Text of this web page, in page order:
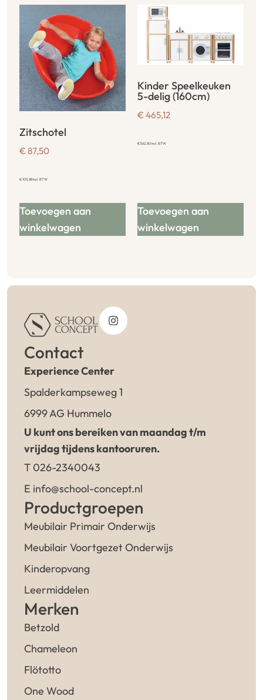
Zitschotel
€ 87,50
€105,88incl. BTW
Toevoegen aan
winkelwagen
Kinder Speelkeuken
5-delig (160cm)
€ 465,12
€562,80incl. BTW
Toevoegen aan
winkelwagen
Contact
Experience Center
Spalderkampseweg 1
6999 AG Hummelo
U kunt ons bereiken van maandag t/m
vrijdag tijdens kantooruren.
T 026-2340043
E info@school-concept.nl
Productgroepen
Meubilair Primair Onderwijs
Meubilair Voortgezet Onderwijs
Kinderopvang
Leermiddelen
Merken
Betzold
Chameleon
Flötotto
One Wood